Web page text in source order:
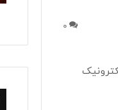
0